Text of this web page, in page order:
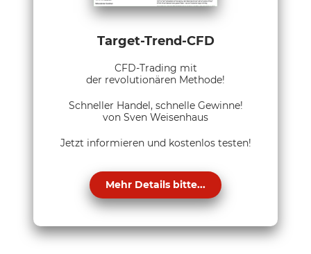
Target-Trend-CFD
CFD-Trading mit
der revolutionären Methode!
Schneller Handel, schnelle Gewinne!
von Sven Weisenhaus
Jetzt informieren und kostenlos testen!
Mehr Details bitte...